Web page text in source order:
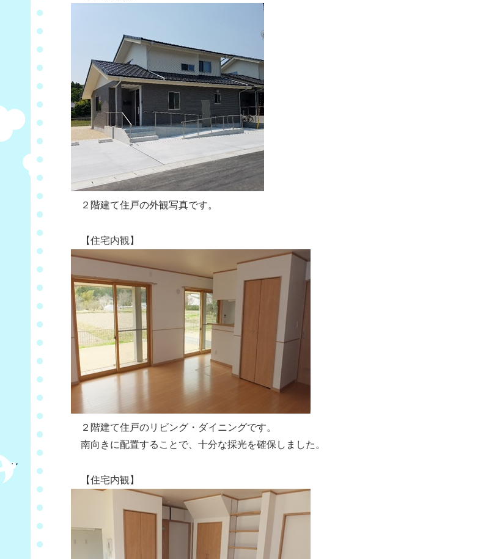
２階建て住戸の外観写真です。
【住宅内観】
２階建て住戸のリビング・ダイニングです。
南向きに配置することで、十分な採光を確保しました。
【住宅内観】